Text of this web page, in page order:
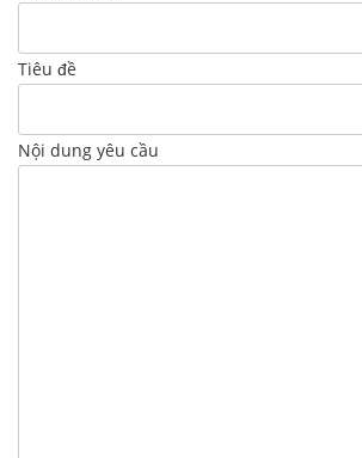
Tiêu đề
Nội dung yêu cầu